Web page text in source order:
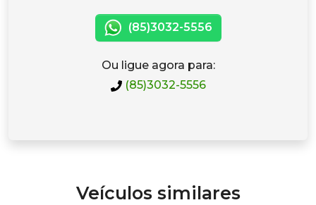
(85)3032-5556
Ou ligue agora para:
(85)3032-5556
Veículos similares